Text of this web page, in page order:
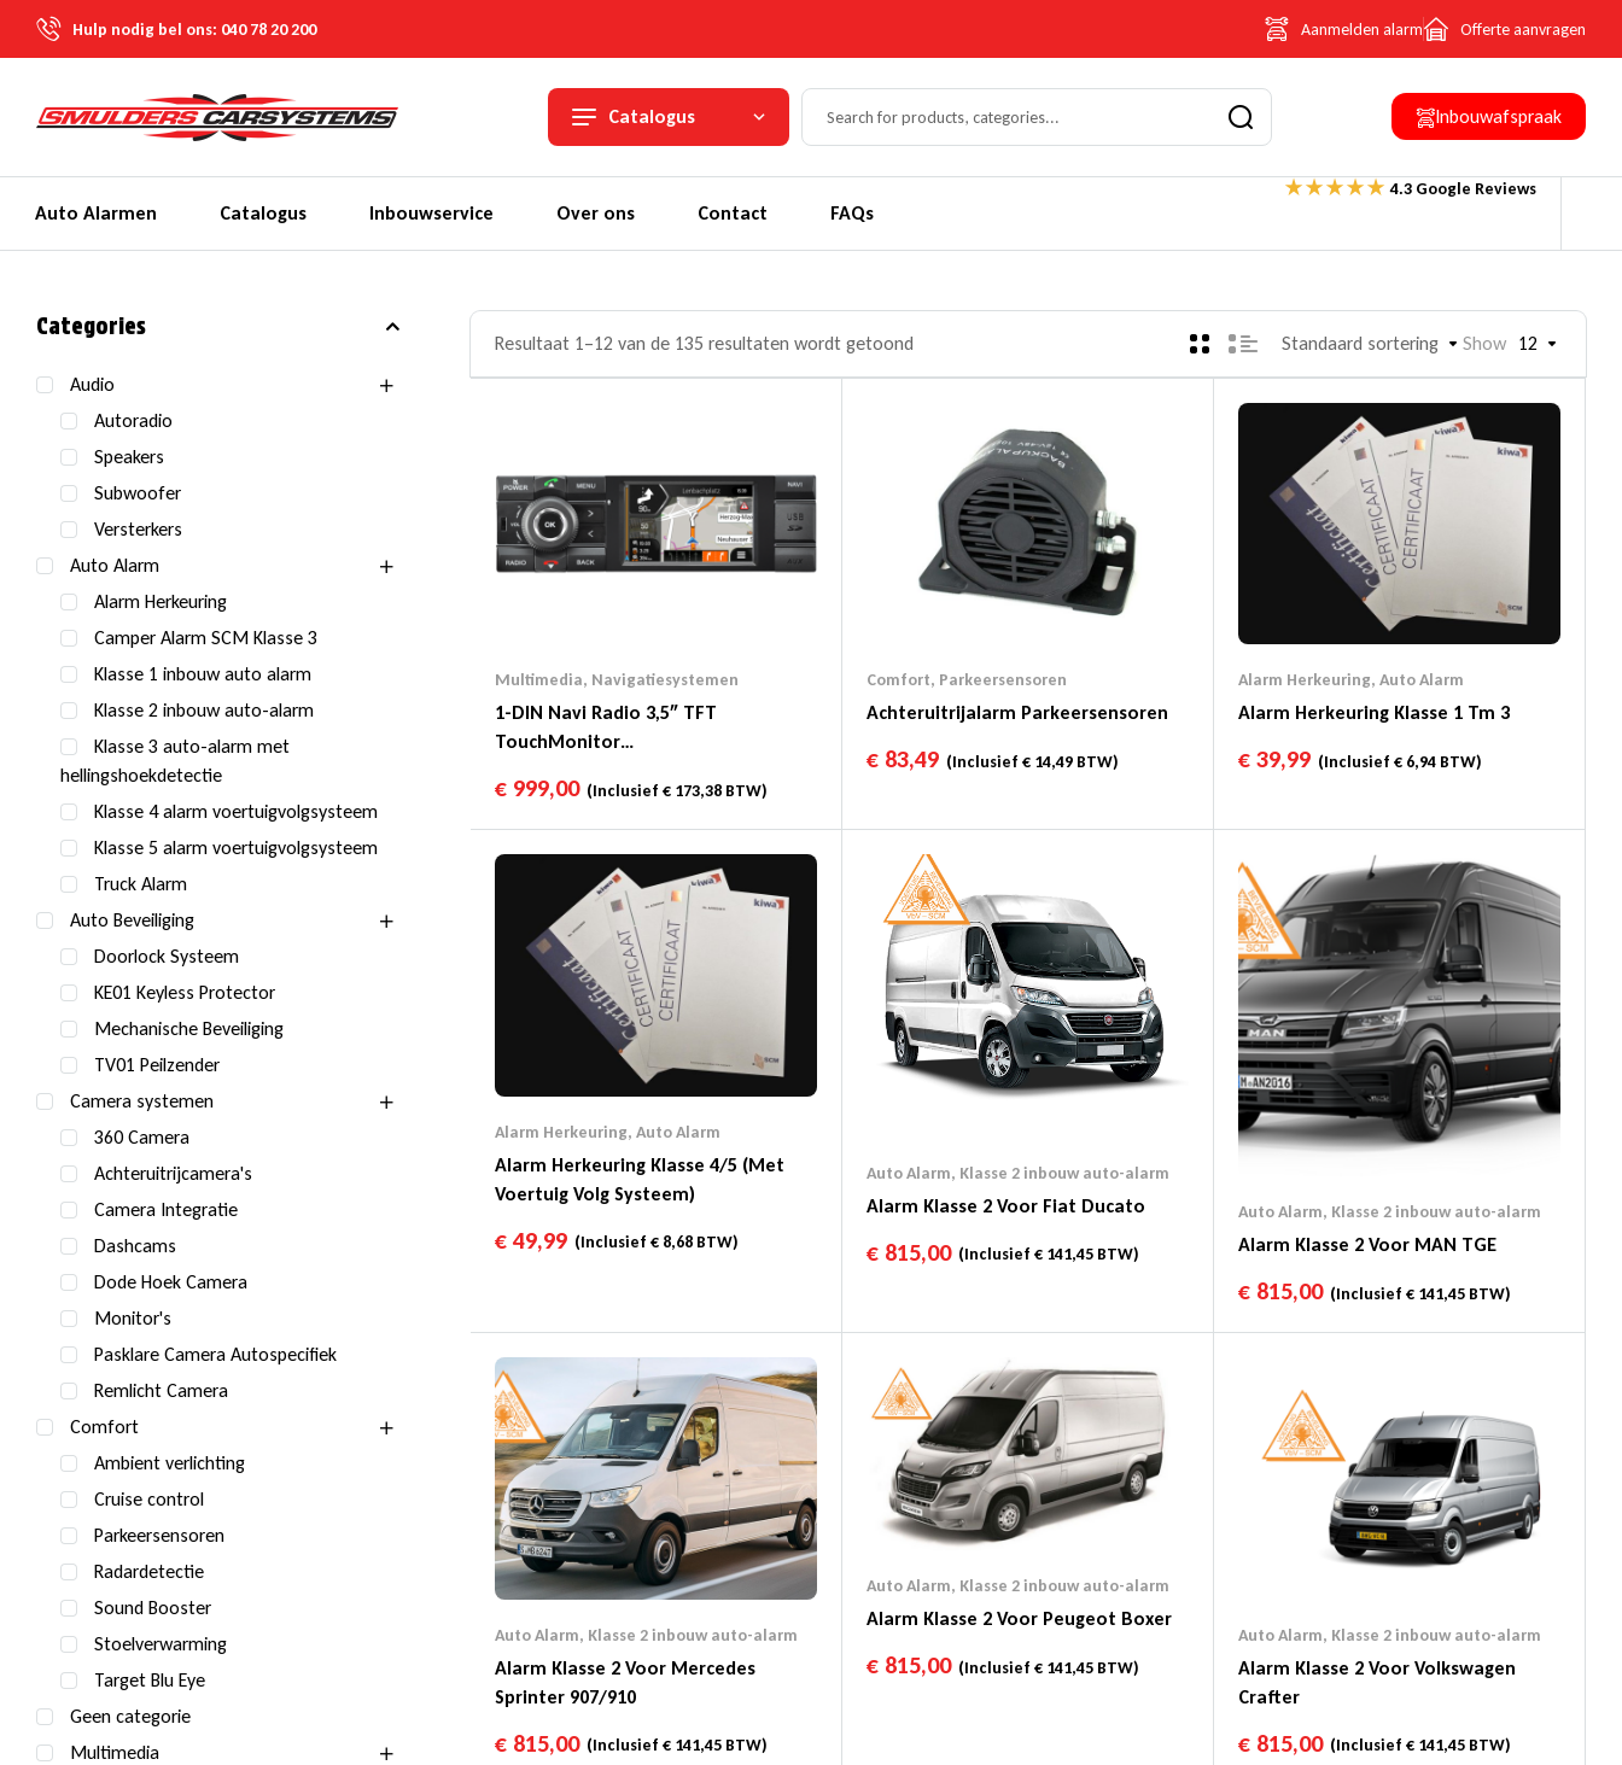
Hulp nodig bel ons: 040 78 20 200 Aanmelden alarm Offerte aanvragen
Catalogus Inbouwafspraak
Auto Alarmen Catalogus Inbouwservice Over ons Contact FAQs
4.3 Google Reviews
Resultaat 1–12 van de 135 resultaten wordt getoond Standaard sortering Show 12
Multimedia, Navigatiesystemen
1-DIN Navi Radio 3,5″ TFT
TouchMonitor
€ 999,00(Inclusief € 173,38 BTW)
Comfort, Parkeersensoren
Achteruitrijalarm Parkeersensoren
€ 83,49 (Inclusief € 14,49 BTW)
Alarm Herkeuring, Auto Alarm
Alarm Herkeuring Klasse 1 Tm 3
€ 39,99 (Inclusief € 6,94 BTW)
Alarm Herkeuring, Auto Alarm
Alarm Herkeuring Klasse 4/5 (Met
Voertuig Volg Systeem)
€ 49,99 (Inclusief € 8,68 BTW)
Auto Alarm, Klasse 2 inbouw auto-alarm
Alarm Klasse 2 Voor Fiat Ducato
€ 815,00(Inclusief € 141,45 BTW)
Auto Alarm, Klasse 2 inbouw auto-alarm
Alarm Klasse 2 Voor MAN TGE
€ 815,00(Inclusief € 141,45 BTW)
Auto Alarm, Klasse 2 inbouw auto-alarm
Alarm Klasse 2 Voor Mercedes
Sprinter 907/910
€ 815,00(Inclusief € 141,45 BTW)
Auto Alarm, Klasse 2 inbouw auto-alarm
Alarm Klasse 2 Voor Peugeot Boxer
€ 815,00(Inclusief € 141,45 BTW)
Auto Alarm, Klasse 2 inbouw auto-alarm
Alarm Klasse 2 Voor Volkswagen
Crafter
€ 815,00(Inclusief € 141,45 BTW)
Categories
Audio
Autoradio
Speakers
Subwoofer
Versterkers
Auto Alarm
Alarm Herkeuring
Camper Alarm SCM Klasse 3
Klasse 1 inbouw auto alarm
Klasse 2 inbouw auto-alarm
Klasse 3 auto-alarm met
hellingshoekdetectie
Klasse 4 alarm voertuigvolgsysteem
Klasse 5 alarm voertuigvolgsysteem
Truck Alarm
Auto Beveiliging
Doorlock Systeem
KE01 Keyless Protector
Mechanische Beveiliging
TV01 Peilzender
Camera systemen
360 Camera
Achteruitrijcamera's
Camera Integratie
Dashcams
Dode Hoek Camera
Monitor's
Pasklare Camera Autospecifiek
Remlicht Camera
Comfort
Ambient verlichting
Cruise control
Parkeersensoren
Radardetectie
Sound Booster
Stoelverwarming
Target Blu Eye
Geen categorie
Multimedia